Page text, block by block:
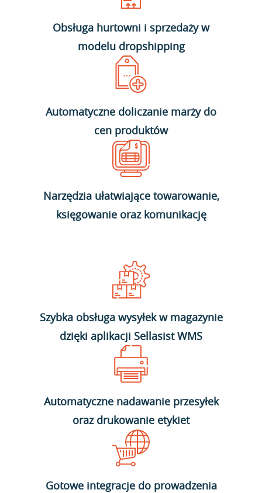
Obsługa hurtowni i sprzedaży w
modelu dropshipping
Automatyczne doliczanie marży do
cen produktów
Narzędzia ułatwiające towarowanie,
księgowanie oraz komunikację
Szybka obsługa wysyłek w magazynie
dzięki aplikacji Sellasist WMS
Automatyczne nadawanie przesyłek
oraz drukowanie etykiet
Gotowe integracje do prowadzenia